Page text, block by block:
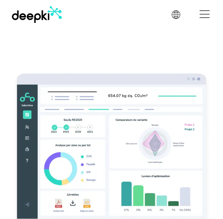
Cookie-Einstellungen